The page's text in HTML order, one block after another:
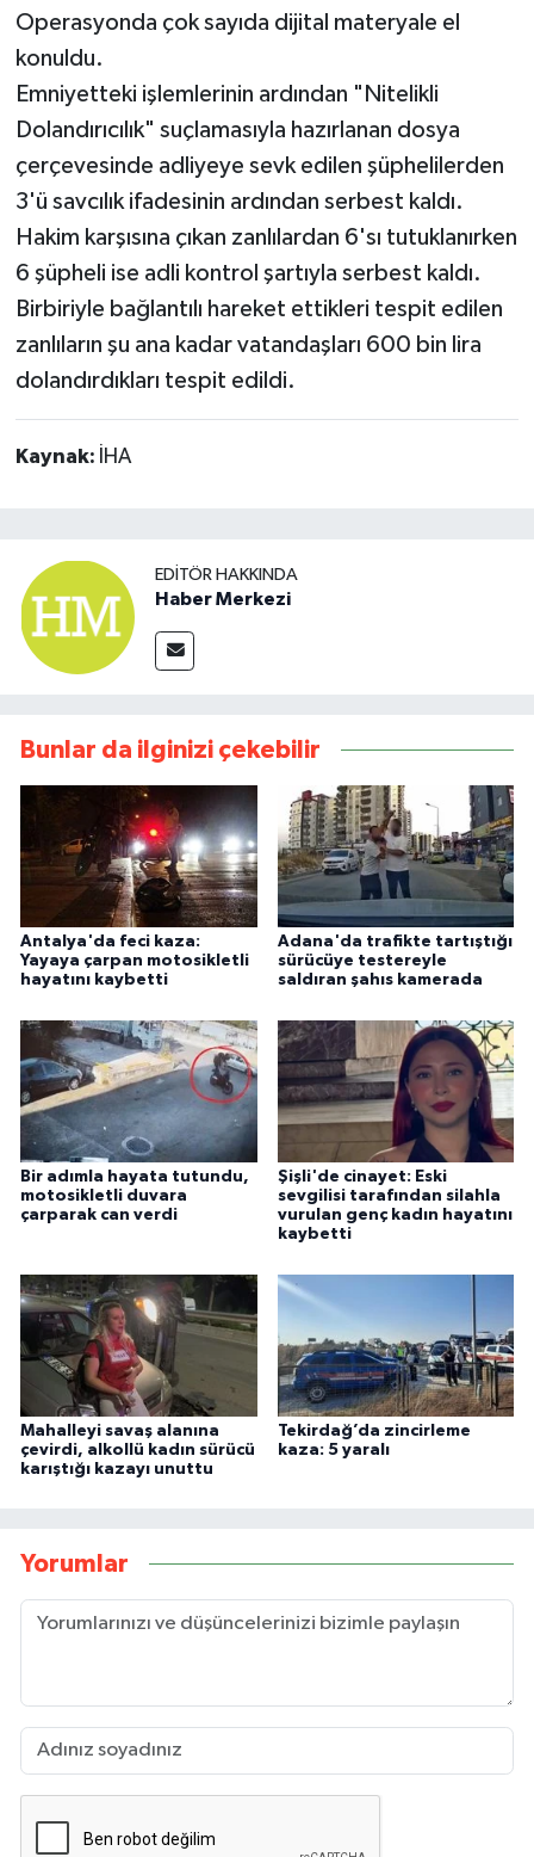
Operasyonda çok sayıda dijital materyale el
konuldu.
Emniyetteki işlemlerinin ardından "Nitelikli
Dolandırıcılık" suçlamasıyla hazırlanan dosya
çerçevesinde adliyeye sevk edilen şüphelilerden
3'ü savcılık ifadesinin ardından serbest kaldı.
Hakim karşısına çıkan zanlılardan 6'sı tutuklanırken
6 şüpheli ise adli kontrol şartıyla serbest kaldı.
Birbiriyle bağlantılı hareket ettikleri tespit edilen
zanlıların şu ana kadar vatandaşları 600 bin lira
dolandırdıkları tespit edildi.
Kaynak: İHA
EDITÖR HAKKINDA
Haber Merkezi
Bunlar da ilginizi çekebilir
Antalya'da feci kaza:
Yayaya çarpan motosikletli
hayatını kaybetti
Adana'da trafikte tartıştığı
sürücüye testereyle
saldıran şahıs kamerada
Bir adımla hayata tutundu,
motosikletli duvara
çarparak can verdi
Şişli'de cinayet: Eski
sevgilisi tarafından silahla
vurulan genç kadın hayatını
kaybetti
Mahalleyi savaş alanına
çevirdi, alkollü kadın sürücü
karıştığı kazayı unuttu
Tekirdağ’da zincirleme
kaza: 5 yaralı
Yorumlar